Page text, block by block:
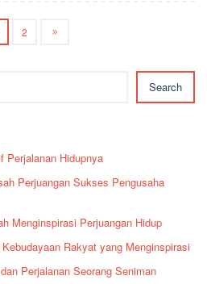
2
Search
Perjalanan Hidupnya
Perjuangan Sukses Pengusaha
Menginspirasi Perjuangan Hidup
Rakyat yang Menginspirasi
Perjalanan Seorang Seniman